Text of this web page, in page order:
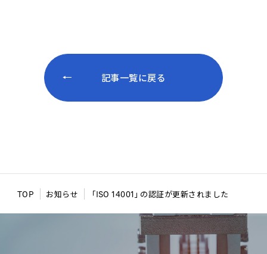
記事一覧に戻る
TOP お知らせ 「ISO 14001」の認証が更新されました